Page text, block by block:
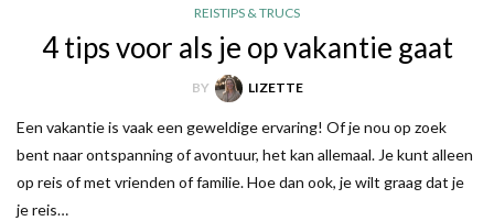
REISTIPS & TRUCS
4 tips voor als je op vakantie gaat
BY LIZETTE
Een vakantie is vaak een geweldige ervaring! Of je nou op zoek
bent naar ontspanning of avontuur, het kan allemaal. Je kunt alleen
op reis of met vrienden of familie. Hoe dan ook, je wilt graag dat je
je reis…